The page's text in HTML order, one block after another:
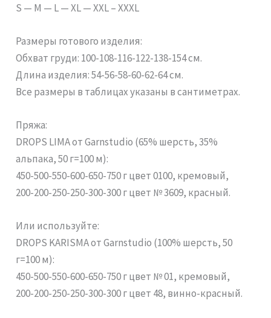
S — M — L — XL — XXL – XXXL
Размеры готового изделия:
Обхват груди: 100-108-116-122-138-154 см.
Длина изделия: 54-56-58-60-62-64 см.
Все размеры в таблицах указаны в сантиметрах.
Пряжа:
DROPS LIMA от Garnstudio (65% шерсть, 35%
альпака, 50 г=100 м):
450-500-550-600-650-750 г цвет 0100, кремовый,
200-200-250-250-300-300 г цвет № 3609, красный.
Или используйте:
DROPS KARISMA от Garnstudio (100% шерсть, 50
г=100 м):
450-500-550-600-650-750 г цвет № 01, кремовый,
200-200-250-250-300-300 г цвет 48, винно-красный.